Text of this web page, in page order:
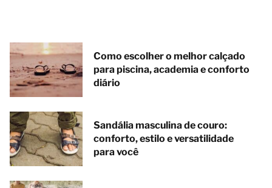
Como escolher o melhor calçado
para piscina, academia e conforto
diário
Sandália masculina de couro:
conforto, estilo e versatilidade
para você